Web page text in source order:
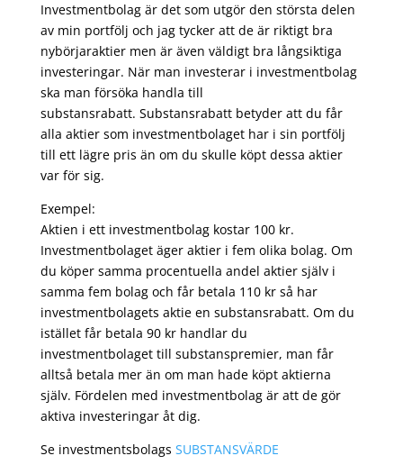
Investmentbolag är det som utgör den största delen
av min portfölj och jag tycker att de är riktigt bra
nybörjaraktier men är även väldigt bra långsiktiga
investeringar. När man investerar i investmentbolag
ska man försöka handla till
substansrabatt. Substansrabatt betyder att du får
alla aktier som investmentbolaget har i sin portfölj
till ett lägre pris än om du skulle köpt dessa aktier
var för sig.
Exempel:
Aktien i ett investmentbolag kostar 100 kr.
Investmentbolaget äger aktier i fem olika bolag. Om
du köper samma procentuella andel aktier själv i
samma fem bolag och får betala 110 kr så har
investmentbolagets aktie en substansrabatt. Om du
istället får betala 90 kr handlar du
investmentbolaget till substanspremier, man får
alltså betala mer än om man hade köpt aktierna
själv. Fördelen med investmentbolag är att de gör
aktiva investeringar åt dig.
Se investmentsbolags SUBSTANSVÄRDE